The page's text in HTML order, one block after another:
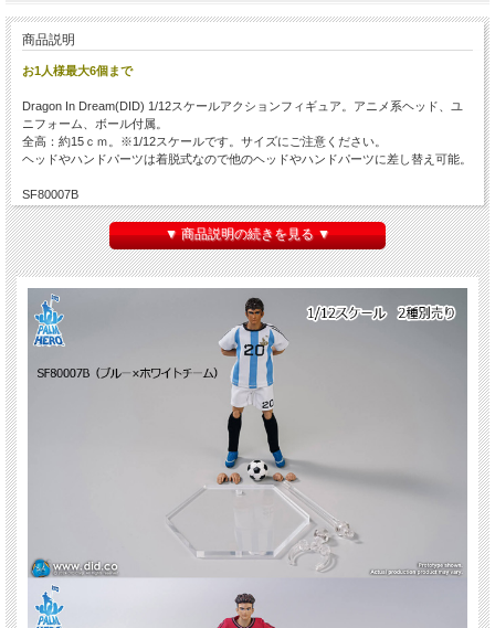
商品説明
お1人様最大6個まで
Dragon In Dream(DID) 1/12スケールアクションフィギュア。アニメ系ヘッド、ユ
ニフォーム、ボール付属。
全高：約15ｃｍ。※1/12スケールです。サイズにご注意ください。
ヘッドやハンドパーツは着脱式なので他のヘッドやハンドパーツに差し替え可能。
SF80007B
Base 1 Beautifully-made headsculpt 2 1/12 Palm Hero Series body 3 Left palm x 2 +
Right palm x 2 Outfits 4 Blue footballer sports jersey 5 White footballer sports shorts
6 Football leg sleeve 7 Blue football shoes Accessories 8 Football 9 Action figure
transparent stand
SF80007R
Base 1 Beautifully-made headsculpt 2 1/12 Palm Hero Series body 3 Left palm x 2 +
Right palm x 2 Outfits 4 Red footballer sports jersey 5 White footballer sports shorts
6 Football leg sleeve 7 White football shoes Accessories 8 Football 9 Action figure
transparent stand
●１タイプ入りです。タイプをお選びください。
SF80007B（ブルー×ホワイトチーム）、SF80007R（レッドチーム）
※カートに入らないタイプ、表示されないタイプは在庫がございません。
※簡単な組み立て作業を必要とする場合があります。対象年齢15歳以上
※材質上、本体に色移り、くすみ、細かなキズなどが発生している場合がございま
※付属ヘッド以外を使用する場合、取り付けに加工が必要な場合や使用できない場
合がございます。
※塗装、関節の固さ・緩さ、縫製には個体差、左右差がある場合がございます。ご
了承ください。
※仕様は変更になる場合がございます。※画像は試作品です。実際の商品と異なる
▼ 商品説明の続きを見る ▼